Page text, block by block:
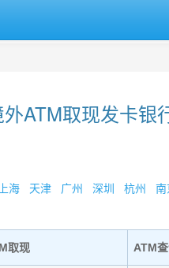
ATM取现发卡银
上海 天津 广州 深圳 杭州 南
取现 ATM